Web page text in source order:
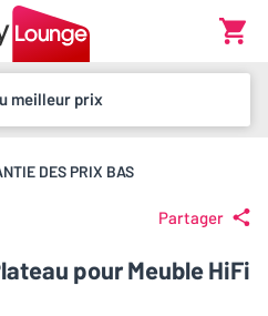
meilleur prix
DES PRIX BAS
Partager
pour Meuble HiFi